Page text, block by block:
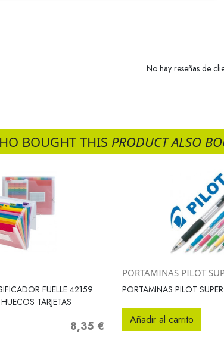
No hay reseñas de
BOUGHT THIS PRODUCT ALSO
rápida
FUELLE 42159
TARJETAS
Precio
8,35 €

PORTAMINAS PILOT
PORTAMINAS PILOT
Añadir al carrito